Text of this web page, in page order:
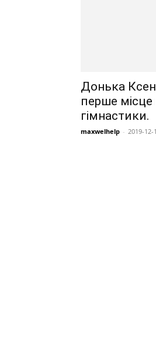
Донька
перше місце
гімнастики.
maxwelhelp - 2019-12-